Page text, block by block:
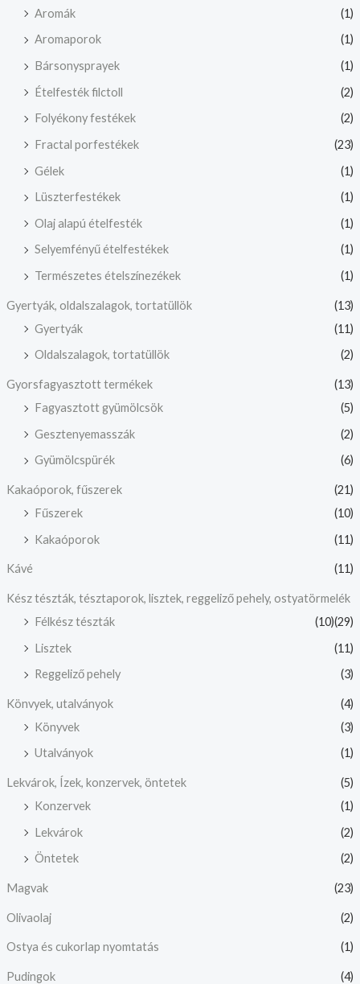
Aromák
(1)
Aromaporok
(1)
Bársonysprayek
(1)
Ételfesték filctoll
(2)
Folyékony festékek
(2)
Fractal porfestékek
(23)
Gélek
(1)
Lüszterfestékek
(1)
Olaj alapú ételfesték
(1)
Selyemfényű ételfestékek
(1)
Természetes ételszínezékek
(1)
Gyertyák, oldalszalagok, tortatüllök
(13)
Gyertyák
(11)
Oldalszalagok, tortatüllök
(2)
Gyorsfagyasztott termékek
(13)
Fagyasztott gyümölcsök
(5)
Gesztenyemasszák
(2)
Gyümölcspürék
(6)
Kakaóporok, fűszerek
(21)
Fűszerek
(10)
Kakaóporok
(11)
Kávé (11)
Kész tészták, tésztaporok, lisztek, reggeliző pehely, ostyatörmelék
(29)
Félkész tészták
(10)
Lisztek
(11)
Reggeliző pehely
(3)
Könvyek, utalványok
(4)
Könyvek
(3)
Utalványok
(1)
Lekvárok, Ízek, konzervek, öntetek
(5)
Konzervek
(1)
Lekvárok
(2)
Öntetek
(2)
Magvak (23)
Olivaolaj (2)
Ostya és cukorlap nyomtatás (1)
Pudingok (4)